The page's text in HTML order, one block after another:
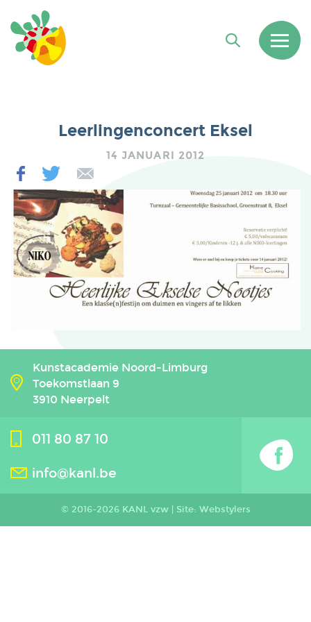
Leerlingenconcert Eksel
14 JANUARI 2012
Kunstacademie Noord-Limburg
Toekomstlaan 9
3910 Neerpelt
011 80 87 10
info@kanl.be
© 2016-2026 KANL vzw | Site: Webstylers